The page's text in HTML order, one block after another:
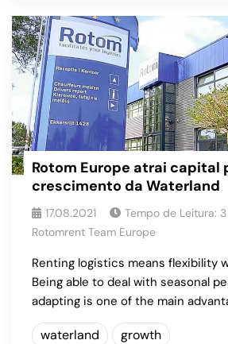
Rotom Europe atrai capital
crescimento da Waterland
17.08.2021 Tempo de Leitura: 3
Rotomrent Team Europe
Renting logistics means flexibility
Being able to deal with seasonal
adapting is one of the main
waterland growth